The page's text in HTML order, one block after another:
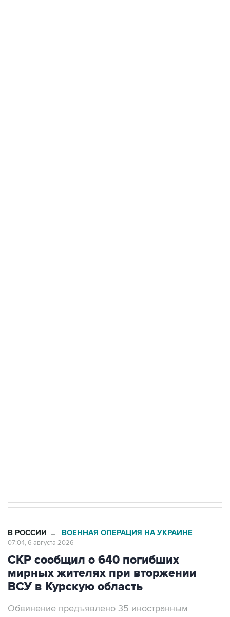
В РОССИИ → ВОЕННАЯ ОПЕРАЦИЯ НА УКРАИНЕ
07:04, 6 августа 2026
СКР сообщил о 640 погибших
мирных жителях при вторжении
ВСУ в Курскую область
Обвинение предъявлено 35 иностранным